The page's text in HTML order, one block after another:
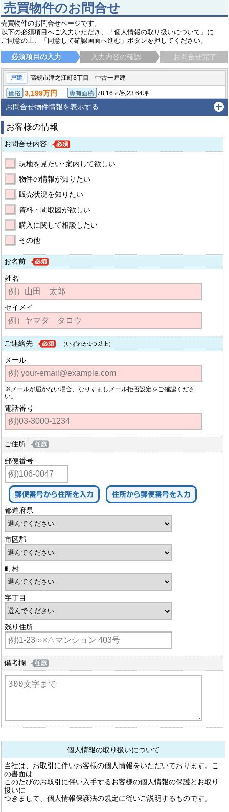
売買物件のお問合せ
売買物件のお問合せページです。
以下の必須項目へご入力いただき、「個人情報の取り扱いについて」に
ご同意の上、「同意して確認画面へ進む」ボタンを押してください。
必須項目の入力 入力内容の確認 お問合せ完了
戸建 高槻市津之江町3丁目 中古一戸建
価格
3,199万円 専有面積
78.16㎡/約23.64坪
土地面積
76.69㎡（公簿）/約23.19坪
高槻市津之江町３丁目
東海道・山陽本線 摂津富田駅 バス10分 バス停：如是校前 バス停徒歩3分
お問合せ物件情報を表示する
お客様の情報
お問合せ内容
現地を見たい･案内して欲しい
物件の情報が知りたい
販売状況を知りたい
資料・間取図が欲しい
購入に関して相談したい
その他
お名前
姓名
セイメイ
ご連絡先 （いずれか1つ以上）
メール
※メールが届かない場合、なりすましメール拒否設定をご確認くださ
い。
電話番号
ご住所
郵便番号
都道府県
市区郡
町村
字丁目
残り住所
備考欄
個人情報の取り扱いについて
当社は、お取引に伴いお客様の個人情報をいただいております。こ
の書面は
このたびのお取引に伴い入手するお客様の個人情報の保護とお取り
扱いに
つきまして、個人情報保護法の規定に従いご説明するものです。